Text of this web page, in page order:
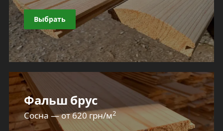
Выбрать
Фальш брус
Сосна — от 620 грн/м2